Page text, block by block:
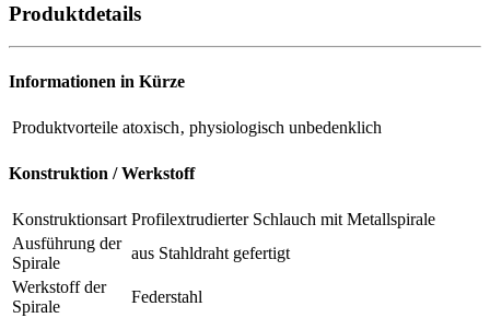
Produktdetails
Informationen in Kürze
Produktvorteile atoxisch‚ physiologisch unbedenklich
Konstruktion / Werkstoff
Konstruktionsart Profilextrudierter Schlauch mit Metallspirale
Ausführung der
Spirale
aus Stahldraht gefertigt
Werkstoff der
Spirale
Federstahl